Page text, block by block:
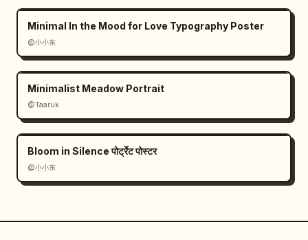
Minimal In the Mood for Love Typography Poster
@小小东
Minimalist Meadow Portrait
@Taaruk
Bloom in Silence पोर्ट्रेट पोस्टर
@小小东